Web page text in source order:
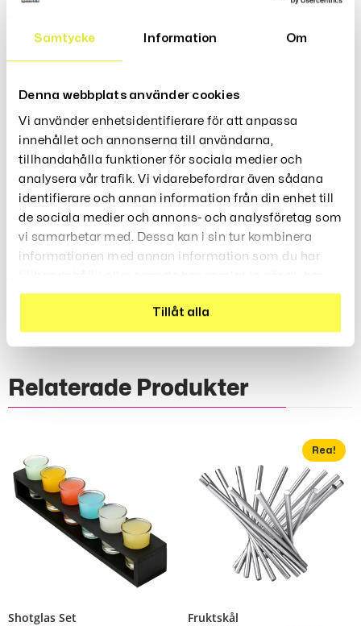
Samtycke Information Om
Denna webbplats använder cookies
Vi använder enhetsidentifierare för att anpassa
innehållet och annonserna till användarna,
tillhandahålla funktioner för sociala medier och
analysera vår trafik. Vi vidarebefordrar även sådana
identifierare och annan information från din enhet till
de sociala medier och annons- och analysföretag som
vi samarbetar med. Dessa kan i sin tur kombinera
informationen med annan information som du har
använt deras tjänster.
Tillåt alla
Plastfolieavrullare – Magnetisk, Är Den Perfekta Lösningen
Kylskåpsdörren Eller Andra Metalliska Ytor För Praktisk
Den Har Även En Inbyggd Skärare För Att Enkelt Klippa Av
Folien. Denna Avrullare Är Ett Oumbärligt Köksredskap
För Att Göra Din Matlagning Mer Effektiv Och Bekväm.
Material: ABS
Storlek: 38-6-5cm
Relaterade Produkter
Shotglas Set
Rea!
Fruktskål